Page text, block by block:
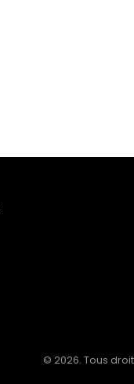
© 2026. Tous